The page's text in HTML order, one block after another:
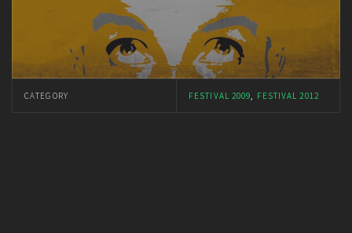
CATEGORY FESTIVAL 2009, FESTIVAL 2012